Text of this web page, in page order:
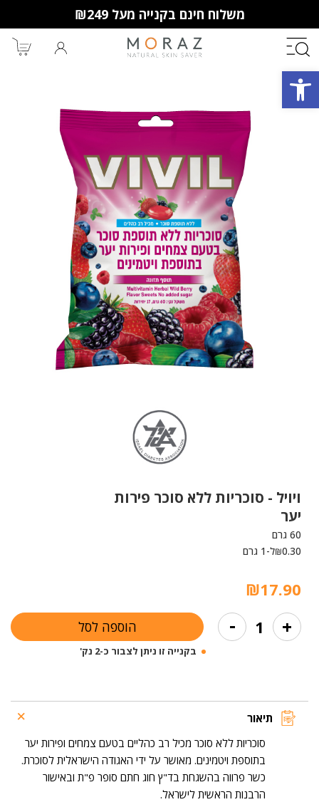
פתח סרגל נגישות
משלוח חינם בקנייה מעל ₪249
10% הנחה לקנייה ראשונה
וצבירת נקודות למימוש בקניות
הבאות.
ויויל - סוכריות ללא סוכר פירות
יער
60 גרם
₪0.30 ל-1 גרם
₪17.90
+
של
יער
- הוספה לסל
בקנייה זו ניתן לצבור כ-2 נק'
תיאור
סוכריות ללא סוכר מכיל רב כהליים בטעם צמחים ופירות יער
בתוספת ויטמינים. מאושר על ידי האגודה הישראלית לסוכרת.
כשר פרווה בהשגחת בד"ץ חוג חתם סופר פ"ת ובאישור
הרבנות הראשית לישראל.